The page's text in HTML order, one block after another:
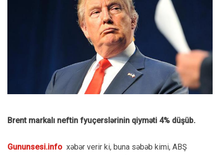
Brent markalı neftin fyuçerslərinin qiyməti 4% düşüb.
Gununsesi.info xəbər verir ki, buna səbəb kimi, ABŞ